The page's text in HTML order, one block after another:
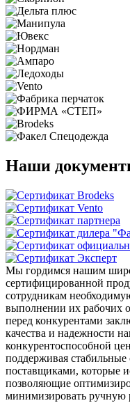
Наши
Мы гордимся нашим
сертифицированной
сотрудникам
выполнении их рабочих
перед конкурентами
качества и надежности
конкурентоспособной
поддерживая
поставщиками, которые
позволяющие
минимизировать ручную